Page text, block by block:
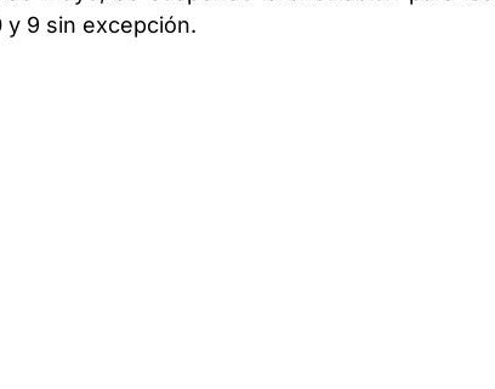
9 sin excepción.